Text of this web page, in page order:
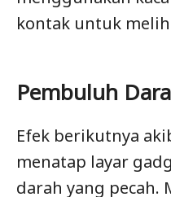
kontak untuk
Pembuluh
Efek berikutnya
menatap layar
darah yang pecah.